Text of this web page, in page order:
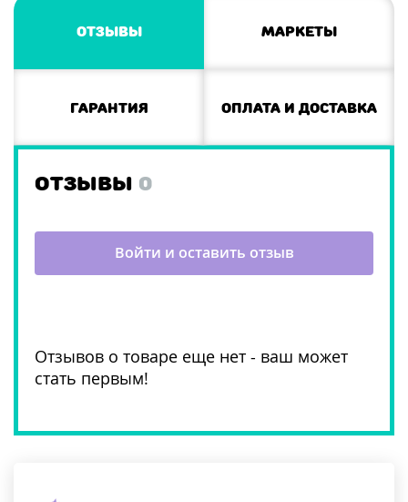
Отзывы Маркеты
Гарантия Оплата и доставка
ОТЗЫВЫ 0
Отзывов о товаре еще нет - ваш может
стать первым!
Войти и оставить отзыв